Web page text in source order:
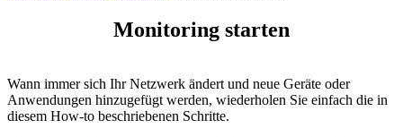
Monitoring starten
Wann immer sich Ihr Netzwerk ändert und neue Geräte oder
Anwendungen hinzugefügt werden, wiederholen Sie einfach die in
diesem How-to beschriebenen Schritte.